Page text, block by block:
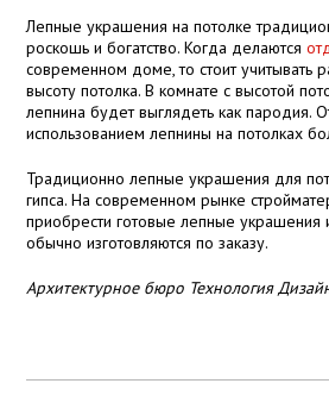
Лепные украшения на потолке
роскошь и богатство. Когда делаются
современном доме, то стоит учитывать
высоту потолка. В комнате с высотой
лепнина будет выглядеть как пародия.
использованием лепнины на потолках
Традиционно лепные украшения для
гипса. На современном рынке
приобрести готовые лепные украшения
обычно изготовляются по заказу.
Архитектурное бюро Технология